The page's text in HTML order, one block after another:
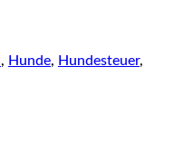
, Hunde, Hundesteuer,